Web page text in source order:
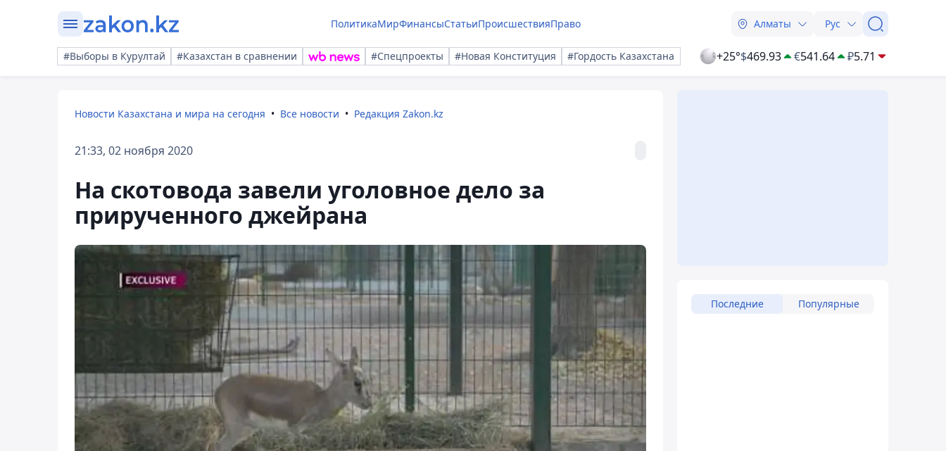
ПолитикаМирФинансыСтатьиПроисшествияПраво Алматы Рус
#Выборы в Курултай #Казахстан в сравнении #Спецпроекты #Новая Конституция #Гордость Казахстана +25°$469.93 €541.64 ₽5.71
Новости Казахстана и мира на сегодня Все новости Редакция Zakon.kz
21:33, 02 ноября 2020
На скотовода завели уголовное дело за
прирученного джейрана
Последние Популярные